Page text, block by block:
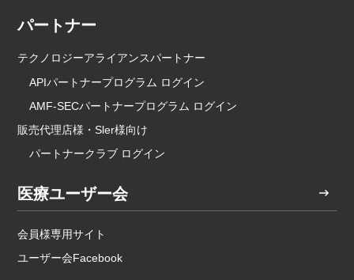
パートナー
テクノロジーアライアンスパートナー
APIパートナープログラム ログイン
AMF-SECパートナープログラム ログイン
販売代理店様・Sler様向け
パートナークラブ ログイン
医療ユーザー会
会員様専用サイト
ユーザー会Facebook